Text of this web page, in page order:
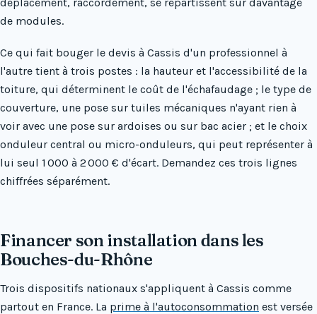
de modules.
Ce qui fait bouger le devis à Cassis d'un professionnel à
l'autre tient à trois postes : la hauteur et l'accessibilité de la
toiture, qui déterminent le coût de l'échafaudage ; le type de
couverture, une pose sur tuiles mécaniques n'ayant rien à
voir avec une pose sur ardoises ou sur bac acier ; et le choix
onduleur central ou micro-onduleurs, qui peut représenter à
lui seul 1 000 à 2 000 € d'écart. Demandez ces trois lignes
chiffrées séparément.
Financer son installation dans les
Bouches-du-Rhône
Trois dispositifs nationaux s'appliquent à Cassis comme
partout en France. La prime à l'autoconsommation est versée